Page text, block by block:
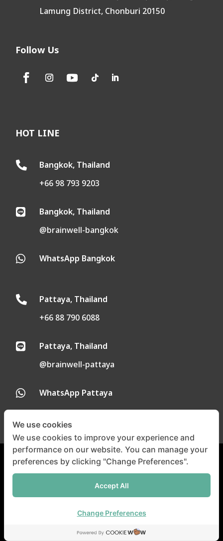
Lamung District, Chonburi 20150
Follow Us
HOT LINE

Bangkok, Thailand
+66 98 793 9203

Bangkok, Thailand
@brainwell-bangkok
 WhatsApp Bangkok

Pattaya, Thailand
+66 88 790 6088

Pattaya, Thailand
@brainwell-pattaya
 WhatsApp Pattaya
Privacy Policy|Cookie Policy
©Copyright 2024-2025 |AllRight Reserved
Brainwell Medical
We use cookies
We use cookies to improve your experience and
performance on our website. You can manage your
preferences by clicking "Change Preferences".
Accept All
Change Preferences